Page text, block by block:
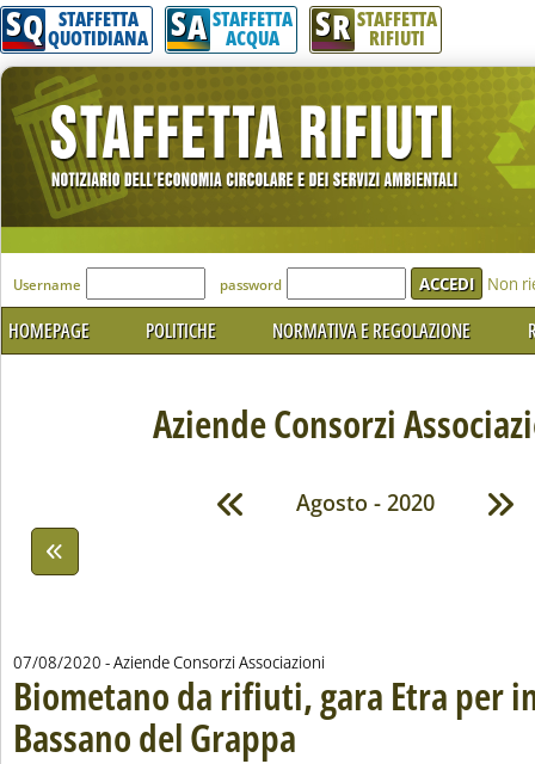
SQ STAFFETTA
QUOTIDIANA SA STAFFETTA
ACQUA SR STAFFETTA
RIFIUTI
'Modulo Login per accedere'
Username password Non
HOMEPAGE POLITICHE NORMATIVA E REGOLAZIONE
Aziende Consorzi
Agosto - 2020
07/08/2020 - Aziende Consorzi Associazioni
Biometano da rifiuti, gara Etra per
Bassano del Grappa . Pubblicata venerdì 07 agosto 2020 alle